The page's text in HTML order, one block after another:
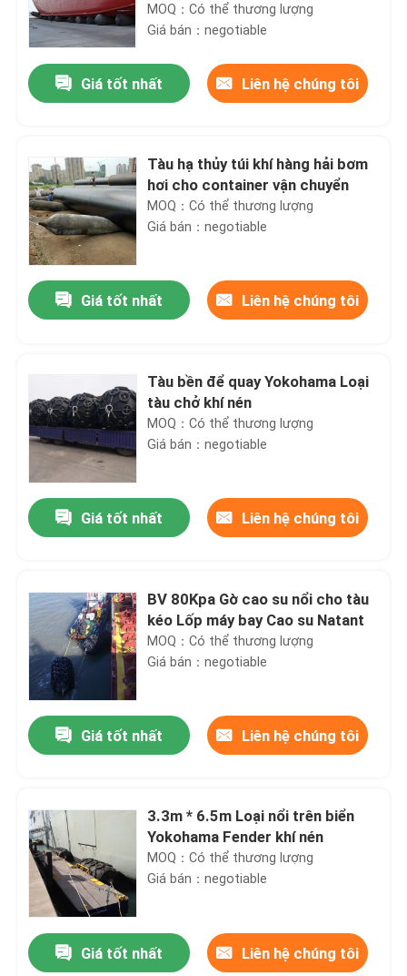
Trang chủ
Các sản phẩm
Về chúng tôi
MOQ：Có thể thương lượng
Giá bán：negotiable
Giá tốt nhất Liên hệ chúng tôi
Tàu hạ thủy túi khí hàng hải bơm
hơi cho container vận chuyển
MOQ：Có thể thương lượng
Giá bán：negotiable
Giá tốt nhất Liên hệ chúng tôi
Tàu bền để quay Yokohama Loại
tàu chở khí nén
MOQ：Có thể thương lượng
Giá bán：negotiable
Giá tốt nhất Liên hệ chúng tôi
BV 80Kpa Gờ cao su nổi cho tàu
kéo Lốp máy bay Cao su Natant
MOQ：Có thể thương lượng
Giá bán：negotiable
Giá tốt nhất Liên hệ chúng tôi
3.3m * 6.5m Loại nổi trên biển
Yokohama Fender khí nén
MOQ：Có thể thương lượng
Giá bán：negotiable
Giá tốt nhất Liên hệ chúng tôi
2.0m * 3.5m Bọt đầy thuyền Fender Polyurethane Du thuyền Fender để bảo vệ tàu